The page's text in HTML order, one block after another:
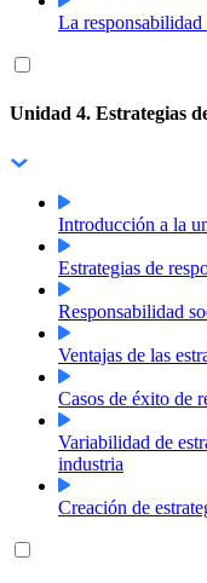
La
Unidad 4. Estrategias
Introducción a la
Estrategias de
Responsabilidad
Ventajas de las
Casos de éxito de
Variabilidad de
industria
Creación de